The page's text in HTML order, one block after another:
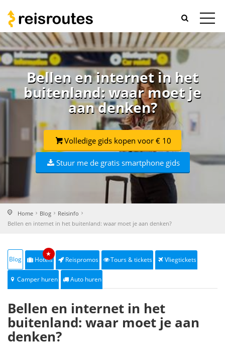
Bellen en internet in het
buitenland: waar moet je
aan denken?
Volledige gids kopen voor € 10
Stuur me de gratis smartphone gids
Home Blog
Reisinfo
Bellen en internet in het buitenland: waar moet je aan denken?
Blog Hotels
★
Reispromos Tours & tickets Vliegtickets
Camper huren Auto huren
Bellen en internet in het
buitenland: waar moet je aan
denken?